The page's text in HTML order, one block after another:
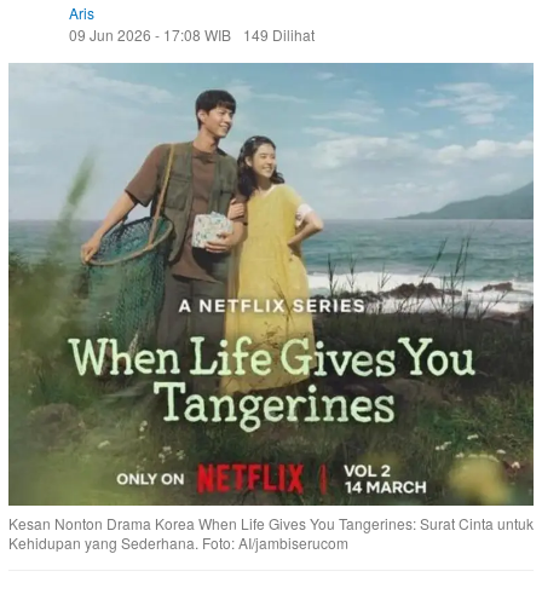
Aris
09 Jun 2026 - 17:08 WIB
149 Dilihat
Kesan Nonton Drama Korea When Life Gives You Tangerines: Surat Cinta untuk
Kehidupan yang Sederhana. Foto: AI/jambiserucom